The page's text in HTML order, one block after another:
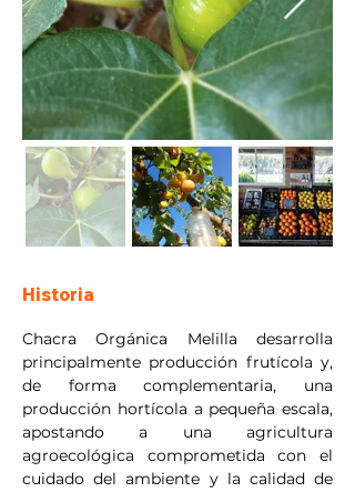
Historia
Chacra Orgánica Melilla desarrolla
principalmente producción frutícola y,
de forma complementaria, una
producción hortícola a pequeña escala,
apostando a una agricultura
agroecológica comprometida con el
cuidado del ambiente y la calidad de